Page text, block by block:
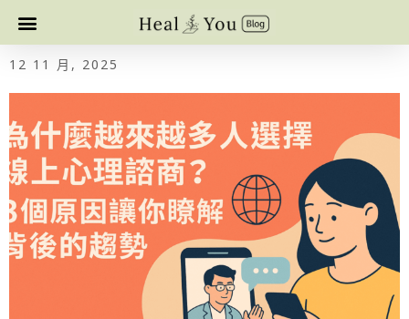
12 11 月, 2025